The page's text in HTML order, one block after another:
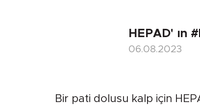
HEPAD' ın
06.08.2023
Bir pati dolusu kalp için